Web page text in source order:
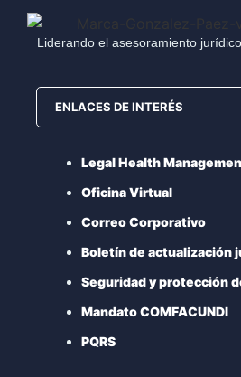
Liderando el asesoramiento
ENLACES DE INTERÉS
Legal Health
Oficina Virtual
Correo Corporativo
Boletín de actualización
Seguridad y protección
Mandato COMFACUNDI
PQRS